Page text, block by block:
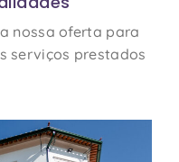
nossa oferta para
serviços prestados